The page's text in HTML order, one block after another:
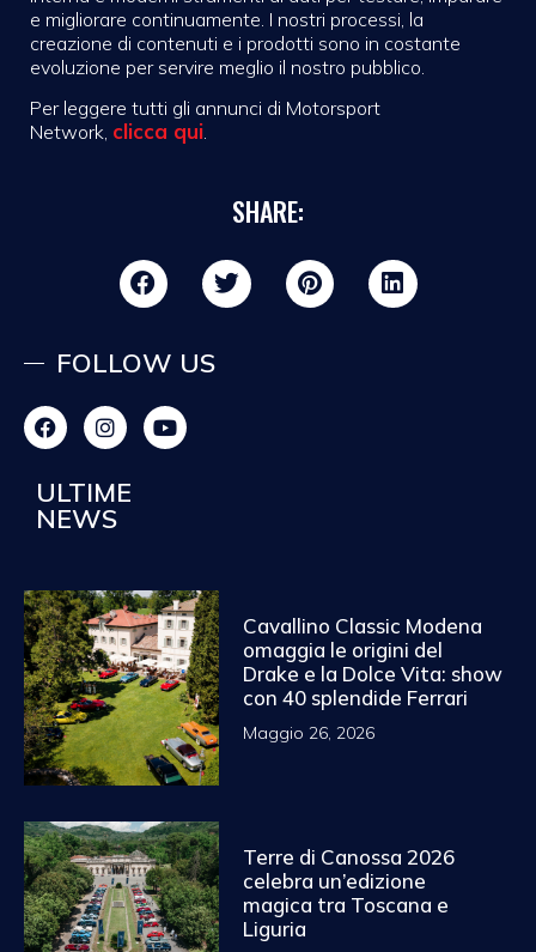
e migliorare continuamente. I nostri processi, la
creazione di contenuti e i prodotti sono in costante
evoluzione per servire meglio il nostro pubblico.
Per leggere tutti gli annunci di Motorsport
Network, clicca qui.
SHARE:
FOLLOW US
ULTIME
NEWS
Cavallino Classic Modena
omaggia le origini del
Drake e la Dolce Vita: show
con 40 splendide Ferrari
Maggio 26, 2026
Terre di Canossa 2026
celebra un’edizione
magica tra Toscana e
Liguria